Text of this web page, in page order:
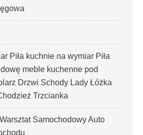
Piła kuchnie na wymiar Piła
meble kuchenne pod
Drzwi Schody Lady Łóżka
Trzcianka
Samochodowy Auto